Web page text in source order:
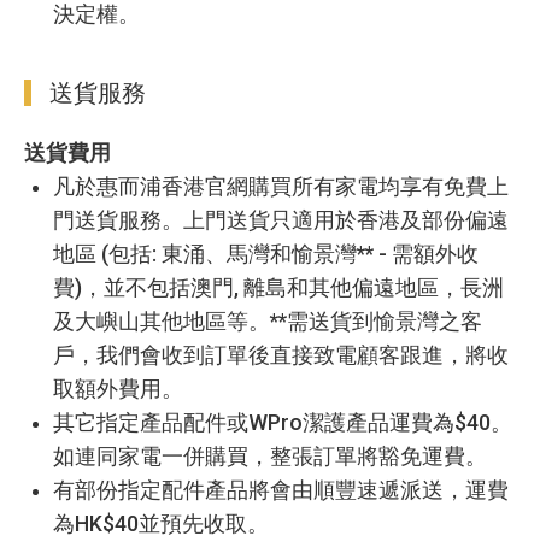
決定權。
送貨服務
送貨費用
凡於惠而浦香港官網購買所有家電均享有免費上
門送貨服務。上門送貨只適用於香港及部份偏遠
地區 (包括: 東涌、馬灣和愉景灣** - 需額外收
費)，並不包括澳門, 離島和其他偏遠地區，長洲
及大嶼山其他地區等。**需送貨到愉景灣之客
戶，我們會收到訂單後直接致電顧客跟進，將收
取額外費用。
其它指定產品配件或WPro潔護產品運費為$40。
如連同家電一併購買，整張訂單將豁免運費。
有部份指定配件產品將會由順豐速遞派送，運費
為HK$40並預先收取。